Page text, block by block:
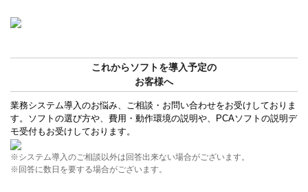
これからソフトを導入予定の
お客様へ
業務システム導入のお悩み、ご相談・お問い合わせをお受けしておりま
す。ソフトの選び方や、費用・動作環境の説明や、PCAソフトの説明デ
モ受付もお受けしております。
※システム導入のご相談以外は回答出来ない場合がございます。
※回答に数日を要する場合がございます。